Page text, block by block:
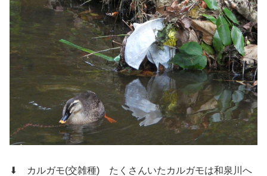
⬇ カルガモ(交雑種) たくさんいたカルガモは和泉川へ